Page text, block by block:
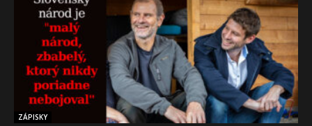
ZÁPISKY